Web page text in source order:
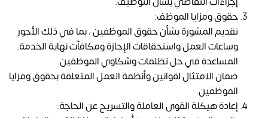
حقوق ومزايا الموظف:
تقديم المشورة بشأن حقوق الموظفين ، بما في ذلك الأجور
وساعات العمل واستحقاقات الإجازة ومكافآت نهاية الخدمة.
المساعدة في حل تظلمات وشكاوي الموظفين.
ضمان الامتثال لقوانين وأنظمة العمل المتعلقة بحقوق ومزايا
الموظفين.
إعادة هيكلة القوى العاملة والتسريح عن الحاجة: